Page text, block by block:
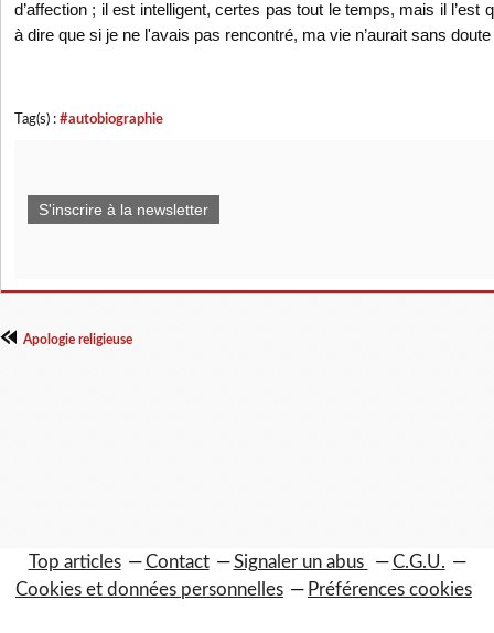
d’affection ; il est intelligent, certes pas tout le temps, mais il l’est
à dire que si je ne l'avais pas rencontré, ma vie n’aurait sans
Tag(s) : #autobiographie
S'inscrire à la newsletter
Apologie religieuse
Top articles Contact Signaler un abus
C.G.U.
Cookies et données personnelles
Préférences cookies